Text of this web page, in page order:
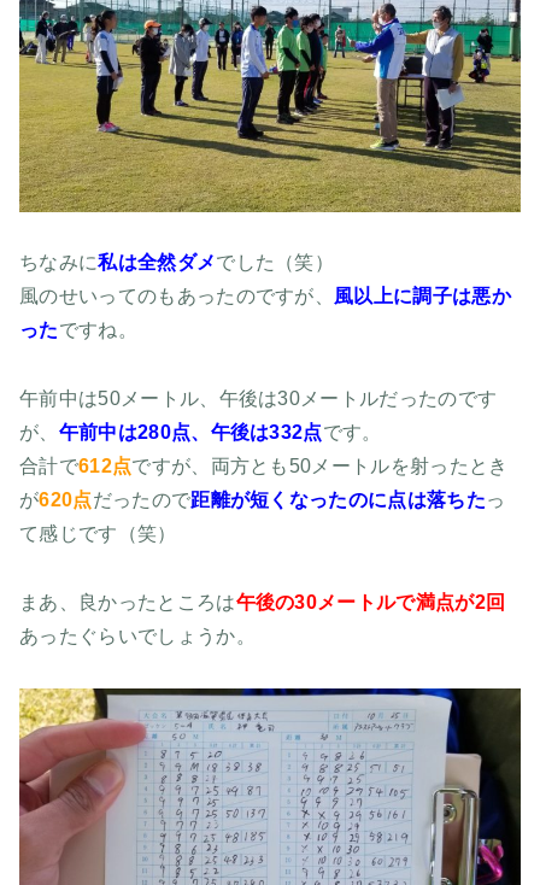
ちなみに私は全然ダメでした（笑）
風のせいってのもあったのですが、 風以上に調子は悪か
ったですね。
午前中は50メートル、午後は30メートルだったのです
が、 午前中は280点、午後は332点です。
合計で612点ですが、両方とも50メートルを射ったとき
が620点だったので距離が短くなったのに点は落ちたっ
て感じです（笑）
まあ、良かったところは午後の30メートルで満点が2回
あったぐらいでしょうか。